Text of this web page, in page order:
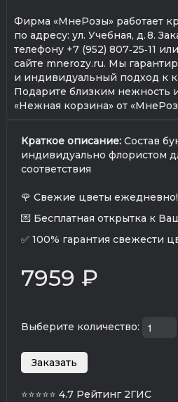
Фирма «МнеРозы» работает
по адресу: ул. Учебная, д. 8.
телефону +7 (952) 807‑25‑11
сайте mnerozy.ru. Мы
и индивидуальный подход к
Подарите близким нежность
«Нежная корзина» от
Краткое описание: Состав
индивидуально флористом
соответствия
🌹 Свежие цветы ежедневно!
💌 Бесплатная открытка к
✅ 100% гарантия свежести
7959 ₽
Выберите количество:
⭐⭐⭐⭐⭐ 4.7 Рейтинг 2ГИС